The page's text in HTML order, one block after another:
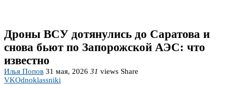
Дроны ВСУ дотянулись до Саратова и
снова бьют по Запорожской АЭС: что
известно
Илья Попов 31 мая, 2026 31 views Share
VKOdnoklassniki